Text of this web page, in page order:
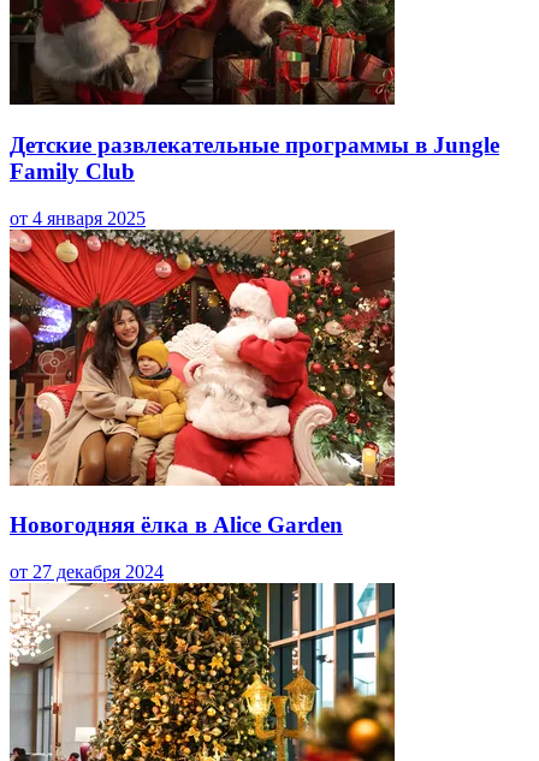
Детские развлекательные программы в Jungle
Family Club
от 4 января 2025
Новогодняя ёлка в Alice Garden
от 27 декабря 2024